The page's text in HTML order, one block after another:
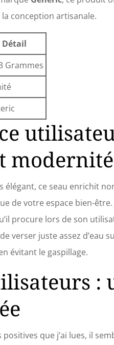
conception artisanale.
Détail
Grammes
modernité
élégant, ce seau enrichit
de votre espace bien-
procure lors de son
verser juste assez d’eau
évitant le gaspillage.
:
que j’ai lues, il